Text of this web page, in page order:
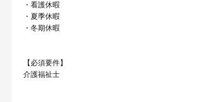
・看護休暇
・夏季休暇
・冬期休暇
【必須要件】
介護福祉士